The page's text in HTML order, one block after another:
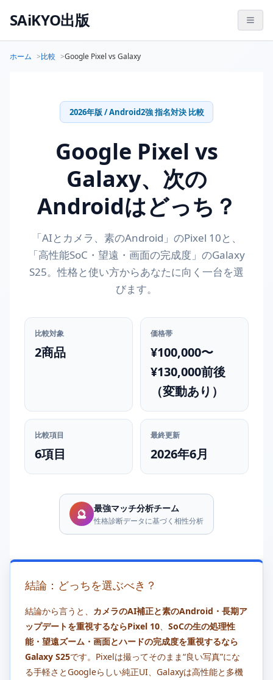
SAiKYO出版
ホーム 比較 Google Pixel vs Galaxy
2026年版 / Android2強 指名対決 比較
Google Pixel vs
Galaxy、次の
Androidはどっち？
「AIとカメラ、素のAndroid」のPixel 10と、
「高性能SoC・望遠・画面の完成度」のGalaxy
S25。性格と使い方からあなたに向く一台を選
びます。
比較対象
2商品
価格帯
¥100,000〜
¥130,000前後
（変動あり）
比較項目
6項目
最終更新
2026年6月
🔮 最強マッチ分析チーム
性格診断データに基づく相性分析
結論：どっちを選ぶべき？
結論から言うと、 カメラのAI補正と素のAndroid・長期ア
ップデートを重視するならPixel 10
SoCの生の処理性
能・望遠ズーム・画面とハードの完成度を重視するなら
Galaxy S25です。Pixelは撮ってそのまま“良い写真”にな
る手軽さとGoogleらしい純正UI、Galaxyは高性能と多機